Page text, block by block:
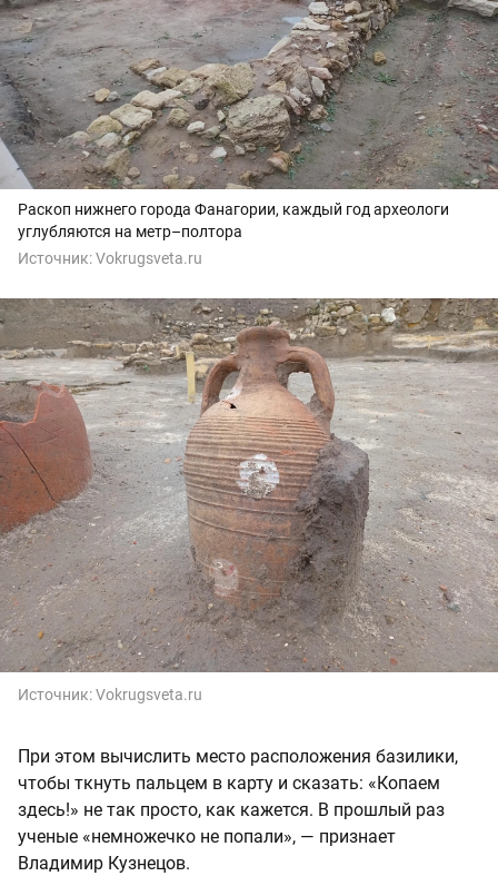
Раскоп нижнего города Фанагории, каждый год археологи
углубляются на метр–полтора
Источник:Vokrugsveta.ru
Источник:Vokrugsveta.ru
При этом вычислить место расположения базилики,
чтобы ткнуть пальцем в карту и сказать: «Копаем
здесь!» не так просто, как кажется. В прошлый раз
ученые «немножечко не попали», — признает
Владимир Кузнецов.